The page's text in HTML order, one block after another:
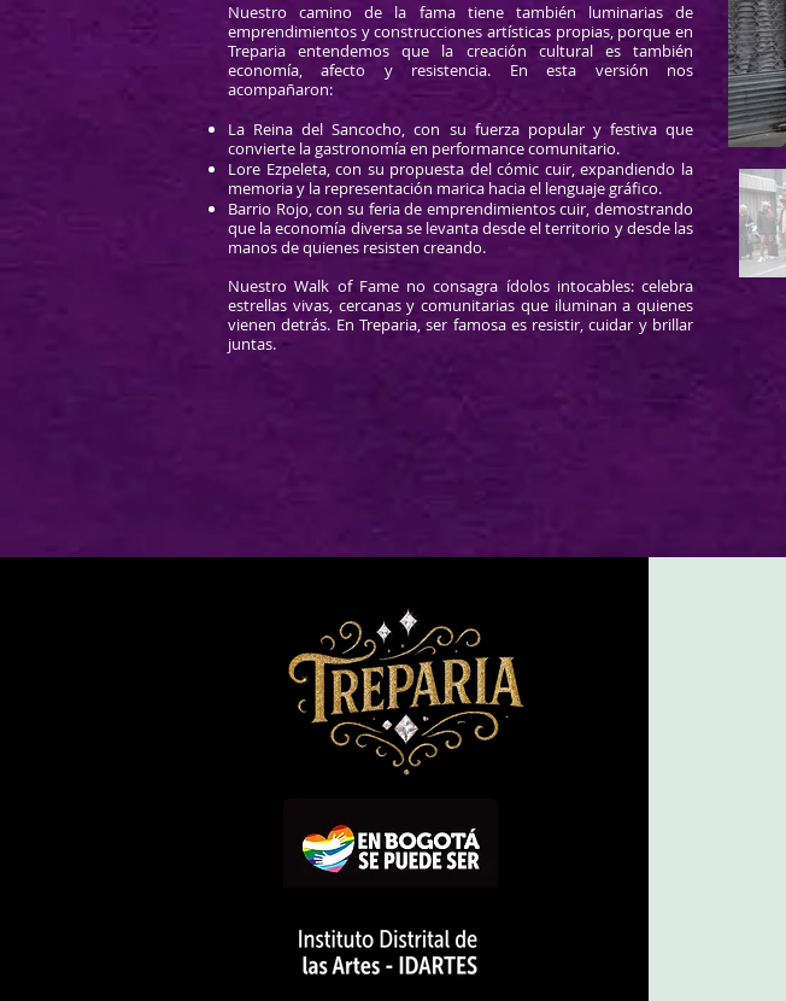
Nuestro camino de la fama tiene también luminarias de
emprendimientos y construcciones artísticas propias, porque en
Treparia entendemos que la creación cultural es también
economía, afecto y resistencia. En esta versión nos
acompañaron:
La Reina del Sancocho, con su fuerza popular y festiva que
convierte la gastronomía en performance comunitario.
Lore Ezpeleta, con su propuesta del cómic cuir, expandiendo la
memoria y la representación marica hacia el lenguaje gráfico.
Barrio Rojo, con su feria de emprendimientos cuir, demostrando
que la economía diversa se levanta desde el territorio y desde las
manos de quienes resisten creando.
Nuestro Walk of Fame no consagra ídolos intocables: celebra
estrellas vivas, cercanas y comunitarias que iluminan a quienes
vienen detrás. En Treparia, ser famosa es resistir, cuidar y brillar
juntas.